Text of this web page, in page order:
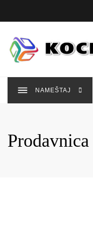
NAMEŠTAJ
Prodavnica